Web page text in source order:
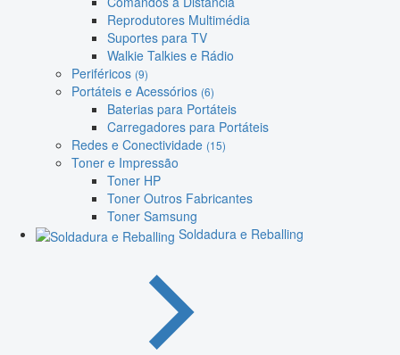
Reprodutores Multimédia
Suportes para TV
Walkie Talkies e Rádio
Periféricos (9)
Portáteis e Acessórios (6)
Baterias para Portáteis
Carregadores para Portáteis
Redes e Conectividade (15)
Toner e Impressão
Toner HP
Toner Outros Fabricantes
Toner Samsung
Soldadura e Reballing